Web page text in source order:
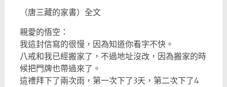
（唐三藏的家書）全文
親愛的悟空：
我這封信寫的很慢，因為知道你看字不快。
八戒和我已經搬家了，不過地址沒改，因為搬家的時
候把門牌也帶過來了。
這禮拜下了兩次雨，第一次下了3天，第二次下了4